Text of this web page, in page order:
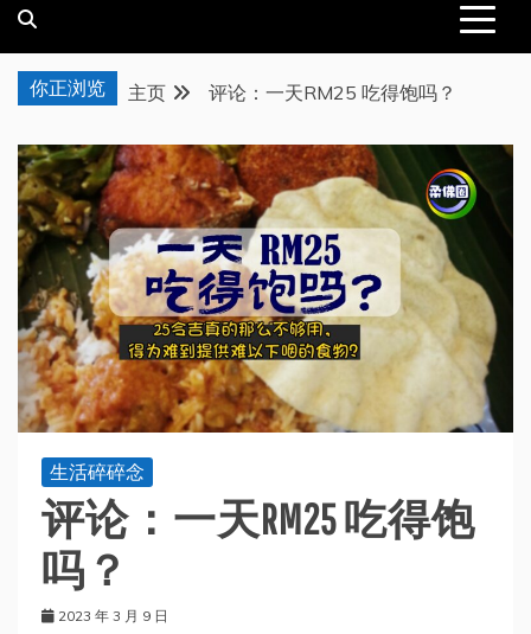
你正浏览 主页 评论：一天RM25 吃得饱吗？
生活碎碎念
评论：一天RM25 吃得饱
吗？
2023 年 3 月 9 日